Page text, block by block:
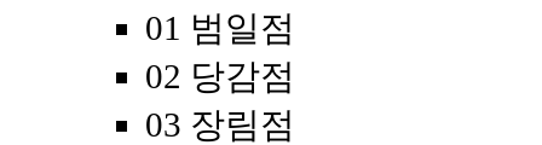
01 범일점
02 당감점
03 장림점